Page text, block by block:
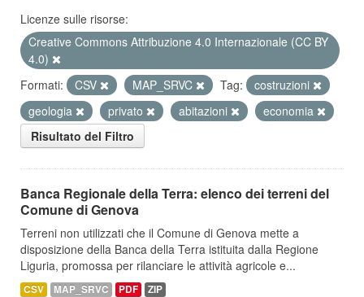
Licenze sulle risorse:
Creative Commons Attribuzione 4.0 Internazionale (CC BY
4.0)
Formati:
CSV MAP_SRVC Tag:
costruzioni
geologia
privato abitazioni
economia
Risultato del Filtro
Banca Regionale della Terra: elenco dei terreni del
Comune di Genova
Terreni non utilizzati che il Comune di Genova mette a
disposizione della Banca della Terra istituita dalla Regione
Liguria, promossa per rilanciare le attività agricole e...
CSV MAP_SRVC PDF ZIP